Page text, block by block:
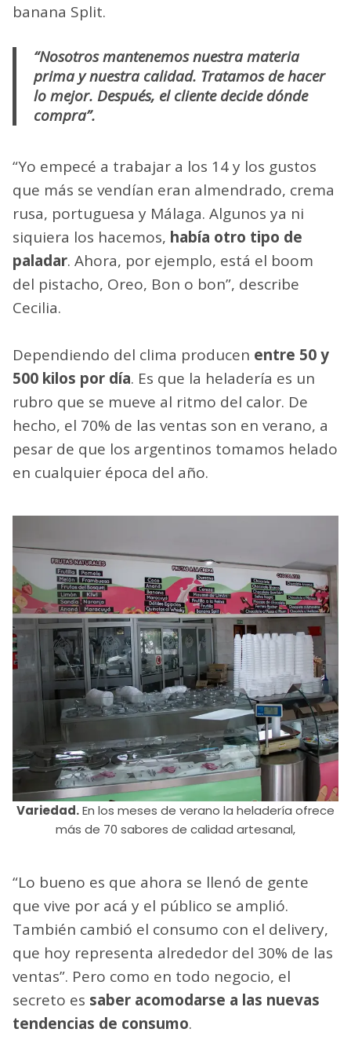
banana Split.
“Nosotros mantenemos nuestra materia
prima y nuestra calidad. Tratamos de hacer
lo mejor. Después, el cliente decide dónde
compra”.
“Yo empecé a trabajar a los 14 y los gustos
que más se vendían eran almendrado, crema
rusa, portuguesa y Málaga. Algunos ya ni
siquiera los hacemos, había otro tipo de
paladar. Ahora, por ejemplo, está el boom
del pistacho, Oreo, Bon o bon”, describe
Cecilia.
Dependiendo del clima producen entre 50 y
500 kilos por día. Es que la heladería es un
rubro que se mueve al ritmo del calor. De
hecho, el 70% de las ventas son en verano, a
pesar de que los argentinos tomamos helado
en cualquier época del año.
Variedad.En los meses de verano la heladería ofrece
más de 70 sabores de calidad artesanal,
“Lo bueno es que ahora se llenó de gente
que vive por acá y el público se amplió.
También cambió el consumo con el delivery,
que hoy representa alrededor del 30% de las
ventas”. Pero como en todo negocio, el
secreto es saber acomodarse a las nuevas
tendencias de consumo.